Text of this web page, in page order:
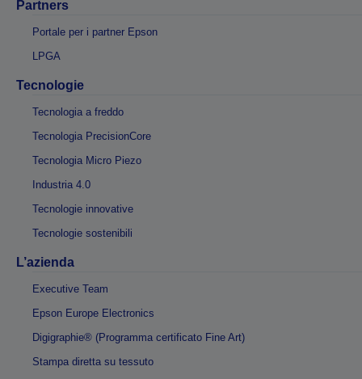
Partners
Portale per i partner Epson
LPGA
Tecnologie
Tecnologia a freddo
Tecnologia PrecisionCore
Tecnologia Micro Piezo
Industria 4.0
Tecnologie innovative
Tecnologie sostenibili
L’azienda
Executive Team
Epson Europe Electronics
Digigraphie® (Programma certificato Fine Art)
Stampa diretta su tessuto